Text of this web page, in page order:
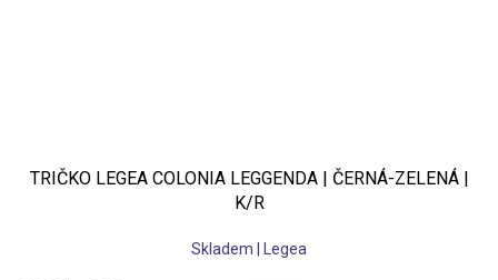
TRIČKO LEGEA COLONIA LEGGENDA | ČERNÁ-ZELENÁ |
K/R
Skladem | Legea